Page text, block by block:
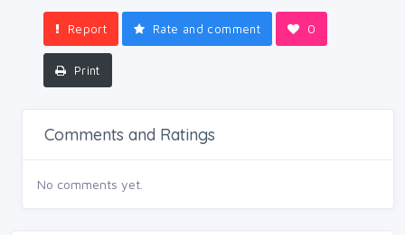
Report Rate and comment 0
Print
Comments and Ratings
No comments yet.